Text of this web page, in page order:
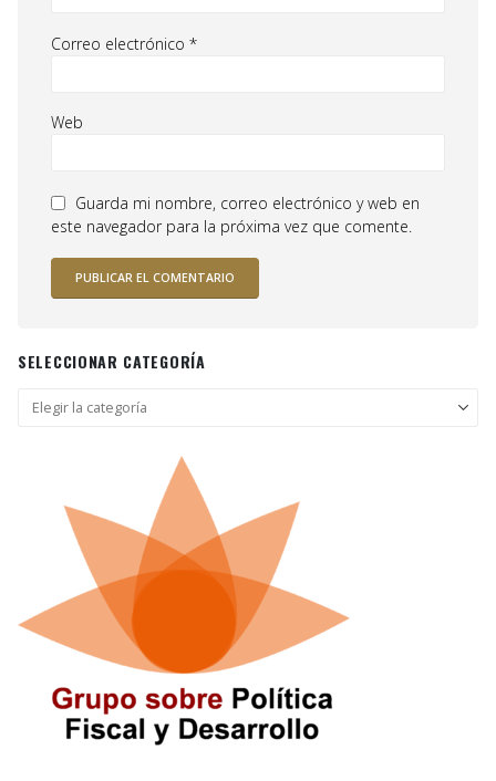
Correo electrónico *
Web
Guarda mi nombre, correo electrónico y web en
este navegador para la próxima vez que comente.
SELECCIONAR CATEGORÍA
Seleccionar
categoría